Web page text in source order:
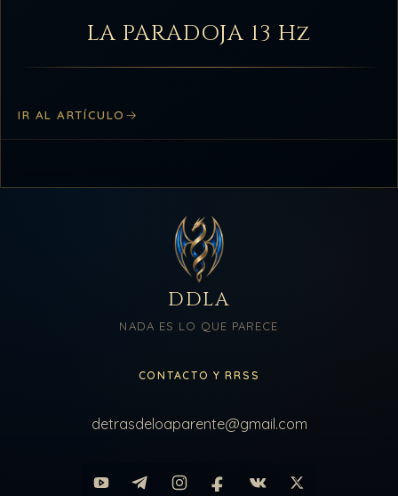
LA PARADOJA 13 Hz
IR AL ARTÍCULO
DDLA
NADA ES LO QUE PARECE
CONTACTO Y RRSS
detrasdeloaparente@gmail.com